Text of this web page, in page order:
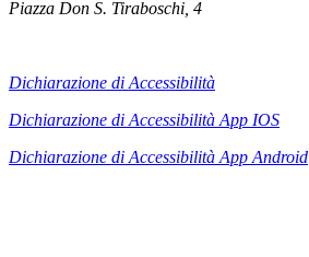
Piazza Don S. Tiraboschi, 4
Dichiarazione di Accessibilità
Dichiarazione di Accessibilità App IOS
Dichiarazione di Accessibilità App Android